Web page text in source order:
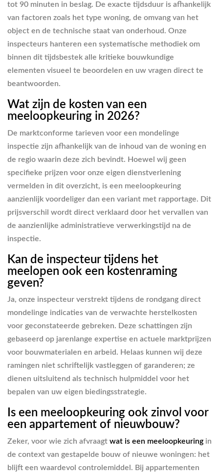
tot 90 minuten in beslag. De exacte tijdsduur is afhankelijk
van factoren zoals het type woning, de omvang van het
object en de technische staat van onderhoud. Onze
inspecteurs hanteren een systematische methodiek om
binnen dit tijdsbestek alle kritieke bouwkundige
elementen visueel te beoordelen en uw vragen direct te
beantwoorden.
Wat zijn de kosten van een
meeloopkeuring in 2026?
De marktconforme tarieven voor een mondelinge
inspectie zijn afhankelijk van de inhoud van de woning en
de regio waarin deze zich bevindt. Hoewel wij geen
specifieke prijzen voor onze eigen dienstverlening
vermelden in dit overzicht, is een meeloopkeuring
aanzienlijk voordeliger dan een variant met rapportage. Dit
prijsverschil wordt direct verklaard door het vervallen van
de aanzienlijke administratieve verwerkingstijd na de
inspectie.
Kan de inspecteur tijdens het
meelopen ook een kostenraming
geven?
Ja, onze inspecteur verstrekt tijdens de rondgang direct
mondelinge indicaties van de verwachte herstelkosten
voor geconstateerde gebreken. Deze schattingen zijn
gebaseerd op jarenlange expertise en actuele marktprijzen
voor bouwmaterialen en arbeid. Helaas kunnen wij deze
ramingen niet schriftelijk vastleggen of garanderen; ze
dienen uitsluitend als technisch hulpmiddel voor het
bepalen van uw eigen biedingsstrategie.
Is een meeloopkeuring ook zinvol voor
een appartement of nieuwbouw?
Zeker, voor wie zich afvraagt wat is een meeloopkeuring in
de context van gestapelde bouw of nieuwe woningen: het
blijft een waardevol controlemiddel. Bij appartementen